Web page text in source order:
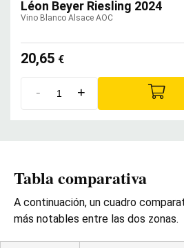
Léon Beyer Riesling 2024
Vino Blanco Alsace AOC
20,65 €
- +
Tabla comparativa
A continuación, un cuadro
más notables entre las dos zonas.